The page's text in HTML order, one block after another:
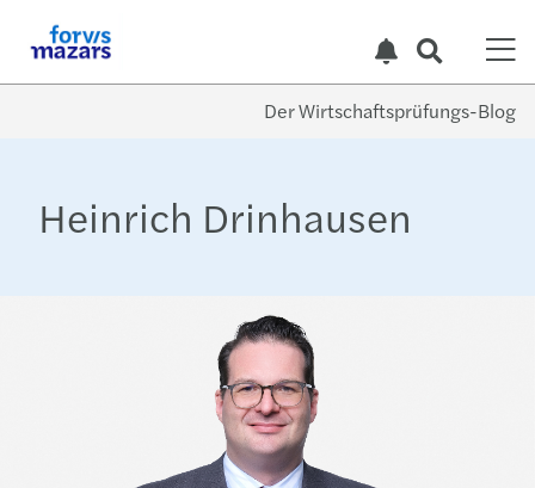
Der Wirtschaftsprüfungs-Blog
Heinrich Drinhausen